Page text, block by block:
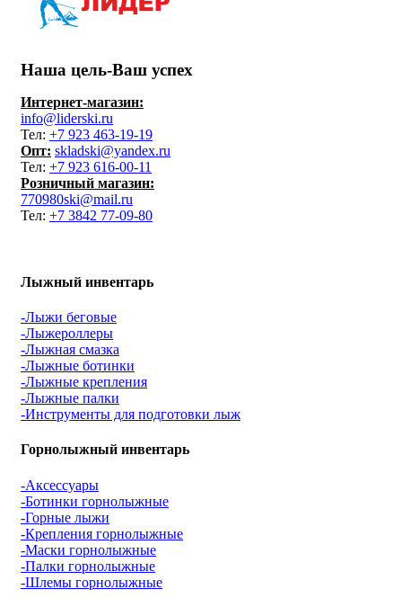
Наша цель-Ваш успех
Интернет-магазин:
info@liderski.ru
Тел: +7 923 463-19-19
Опт: skladski@yandex.ru
Тел: +7 923 616-00-11
Розничный магазин:
770980ski@mail.ru
Тел: +7 3842 77-09-80
Лыжный инвентарь
-Лыжи беговые
-Лыжероллеры
-Лыжная смазка
-Лыжные ботинки
-Лыжные крепления
-Лыжные палки
-Инструменты для подготовки лыж
Горнолыжный инвентарь
-Аксессуары
-Ботинки горнолыжные
-Горные лыжи
-Крепления горнолыжные
-Маски горнолыжные
-Палки горнолыжные
-Шлемы горнолыжные